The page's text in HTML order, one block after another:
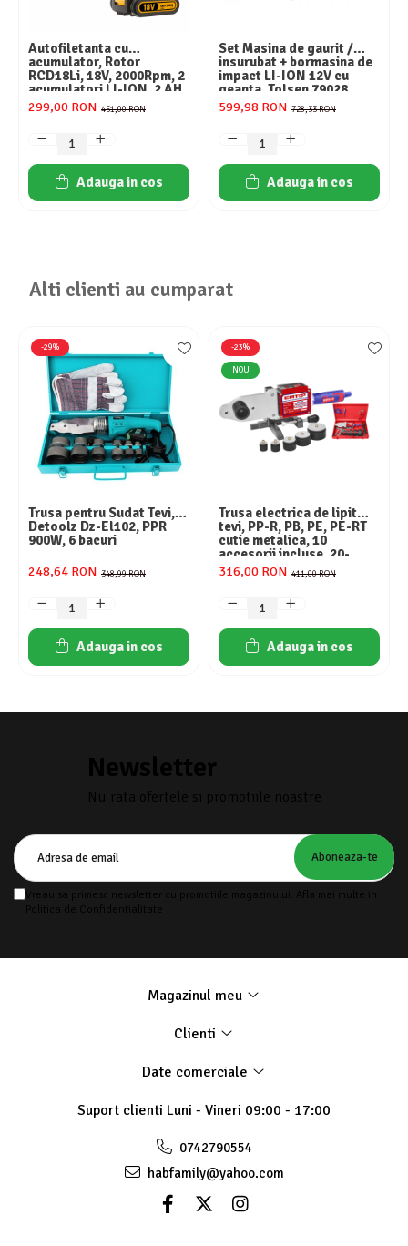
Autofiletanta cu
acumulator, Rotor
RCD18Li, 18V, 2000Rpm, 2
acumulatori LI-ION, 2 AH
451,00 RON
299,00 RON
Adauga in cos
Set Masina de gaurit /
insurubat + bormasina de
impact LI-ION 12V cu
geanta, Tolsen 79028
728,33 RON
599,98 RON
Adauga in cos
Alti clienti au cumparat
-29%
Trusa pentru Sudat Tevi,
Detoolz Dz-El102, PPR
900W, 6 bacuri
348,99 RON
248,64 RON
Adauga in cos
-23%
NOU
Trusa electrica de lipit
tevi, PP-R, PB, PE, PE-RT
cutie metalica, 10
accesorii incluse, 20-
63mm, EMTOP411,00 RON
316,00 RON
Adauga in cos
Newsletter
Nu rata ofertele si promotiile noastre
Vreau sa primesc newsletter cu promotiile magazinului. Afla mai multe in
Politica de Confidentialitate
Magazinul meu
Clienti
Date comerciale
Suport clienti Luni - Vineri 09:00 - 17:00
0742790554
habfamily@yahoo.com